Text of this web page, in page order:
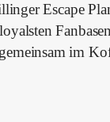
Escape
im